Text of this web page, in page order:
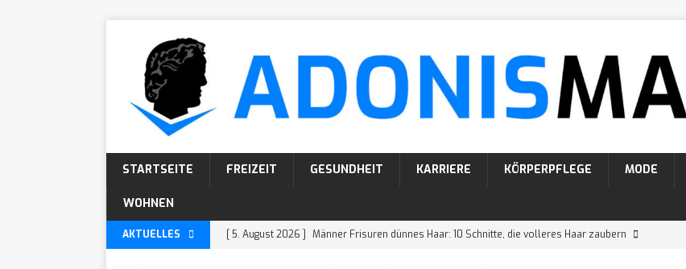
STARTSEITE FREIZEIT GESUNDHEIT KARRIERE KÖRPERPFLEGE MODE
WOHNEN
AKTUELLES [ 5. August 2026 ] Männer Frisuren dünnes Haar: 10 Schnitte, die volleres Haar zaubern